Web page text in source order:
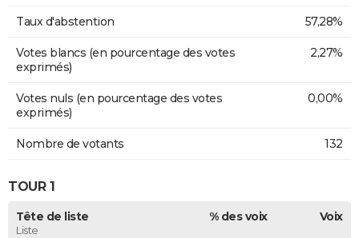
Taux d'abstention 57,28%
Votes blancs (en pourcentage des votes
exprimés)
2,27%
Votes nuls (en pourcentage des votes
exprimés)
0,00%
Nombre de votants 132
TOUR 1
Tête de liste
Liste
% des voix Voix